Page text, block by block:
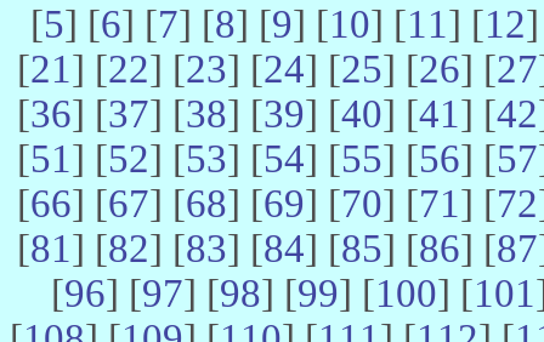
[5] [6] [7] [8] [9] [10] [11] [12
[21] [22] [23] [24] [25] [26] [27
[36] [37] [38] [39] [40] [41] [42
[51] [52] [53] [54] [55] [56] [57
[66] [67] [68] [69] [70] [71] [72
[81] [82] [83] [84] [85] [86] [87
[96] [97] [98] [99] [100] [101